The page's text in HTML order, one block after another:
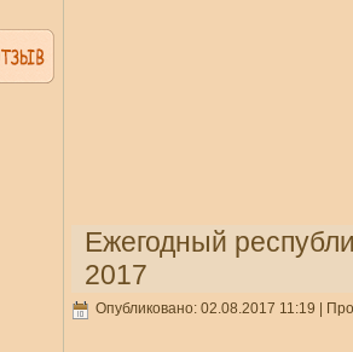
Ежегодный
2017
Опубликовано: 02.08.2017 11:19 |